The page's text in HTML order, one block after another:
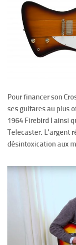
Pour financer son
ses guitares au plus
1964 Firebird I ainsi
Telecaster. L’argent
désintoxication aux